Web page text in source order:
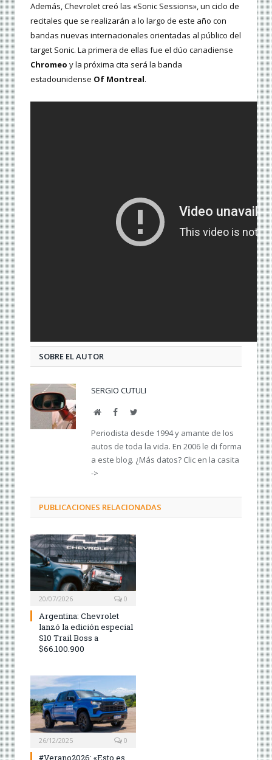
Además, Chevrolet creó las «Sonic Sessions», un ciclo de
recitales que se realizarán a lo largo de este año con
bandas nuevas internacionales orientadas al público del
target Sonic. La primera de ellas fue el dúo canadiense
Chromeo y la próxima cita será la banda
estadounidense Of Montreal.
SOBRE EL AUTOR
SERGIO CUTULI
WebFacebookTwitter
Periodista desde 1994 y amante de los
autos de toda la vida. En 2006 le di forma
a este blog. ¿Más datos? Clic en la casita
->
PUBLICACIONES RELACIONADAS
20/07/2026 0
Argentina: Chevrolet
lanzó la edición especial
S10 Trail Boss a
$66.100.900
26/12/2025 0
#Verano2026: «Esto es